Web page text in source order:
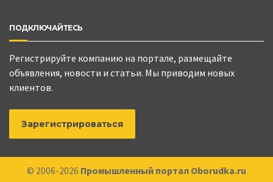
ПОДКЛЮЧАЙТЕСЬ
Регистрируйте компанию на портале, размещайте
объявления, новости и статьи. Мы приводим новых
клиентов.
Зарегистрироваться
© 2006-2026 Промышленный портал Oborudka.ru